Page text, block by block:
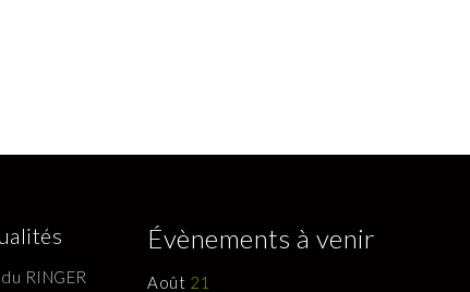
RINGER
Évènements à venir
Août 21